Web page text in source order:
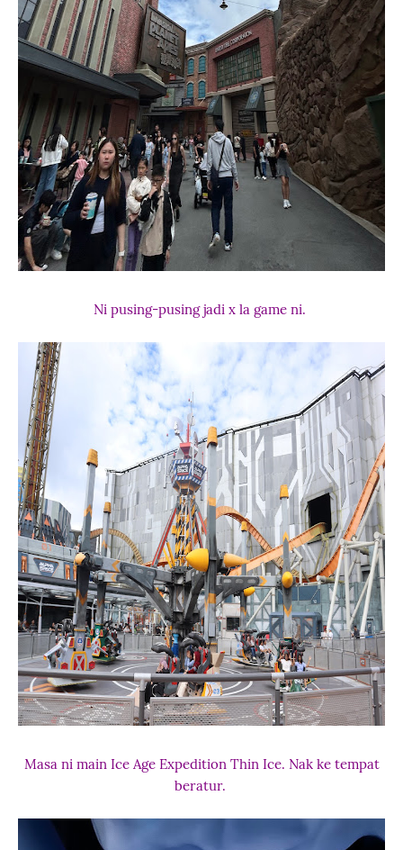
Ni pusing-pusing jadi x la game ni.
Masa ni main Ice Age Expedition Thin Ice. Nak ke tempat
beratur.